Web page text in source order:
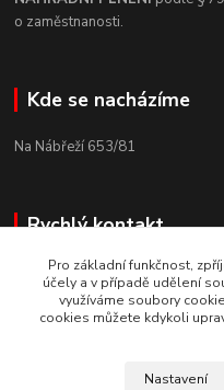
o zaměstnanosti.
Kde se nacházíme
Na Nábřeží 653/
Rychlý kontakt
+420 800 10 10 73
PO - PÁ, 8 - 15 hod.
Pro základní funkčnost,
účely a v případě udělení
využíváme soubory
cookies můžete kdykoli
Nastavení